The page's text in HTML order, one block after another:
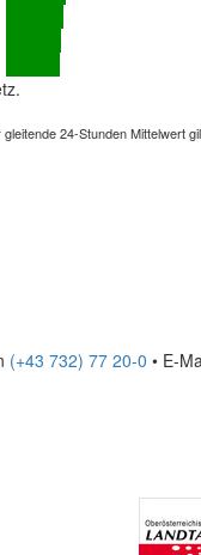
24-Stunden Mittelwert
(+43 732) 77 20-0 • E-